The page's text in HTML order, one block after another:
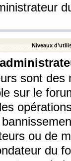
Niveaux
sont
sur le
ou de
du